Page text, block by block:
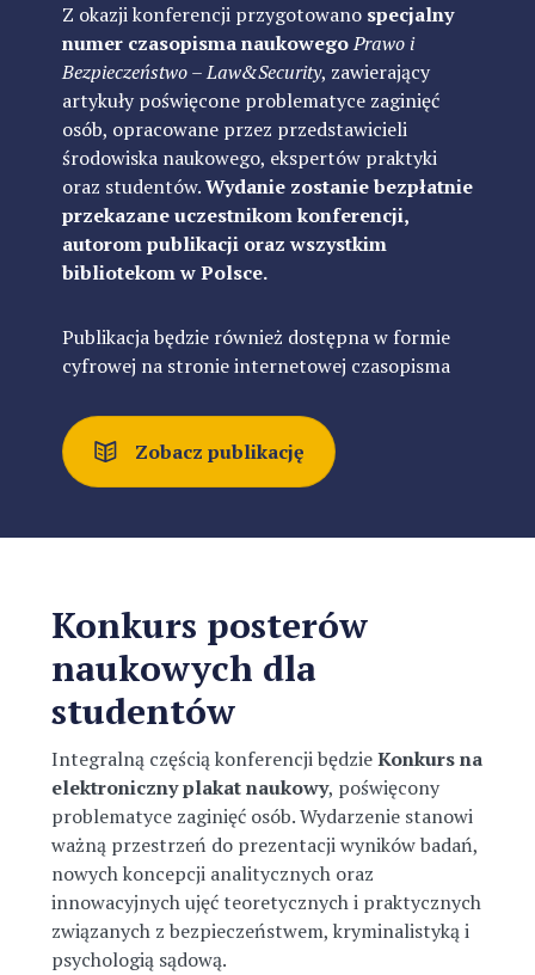
Z okazji konferencji przygotowano specjalny
numer czasopisma naukowegoPrawo i
Bezpieczeństwo – Law&Security, zawierający
artykuły poświęcone problematyce zaginięć
osób, opracowane przez przedstawicieli
środowiska naukowego, ekspertów praktyki
oraz studentów.Wydanie zostanie bezpłatnie
przekazane uczestnikom konferencji,
autorom publikacji oraz wszystkim
bibliotekom w Polsce.
Publikacja będzie również dostępna w formie
cyfrowej na stronie internetowej czasopisma
Zobacz publikację
Konkurs posterów
naukowych dla
studentów
Integralną częścią konferencji będzieKonkurs na
elektroniczny plakat naukowy, poświęcony
problematyce zaginięć osób. Wydarzenie stanowi
ważną przestrzeń do prezentacji wyników badań,
nowych koncepcji analitycznych oraz
innowacyjnych ujęć teoretycznych i praktycznych
związanych z bezpieczeństwem, kryminalistyką i
psychologią sądową.